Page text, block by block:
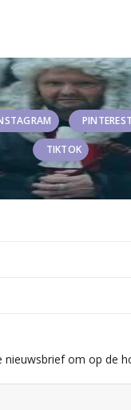
PINTEREST
TIKTOK
nieuwsbrief om op de